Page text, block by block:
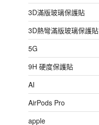
3D滿版玻璃保護貼
3D熱彎滿版玻璃保護貼
5G
9H 硬度保護貼
AI
AirPods Pro
apple